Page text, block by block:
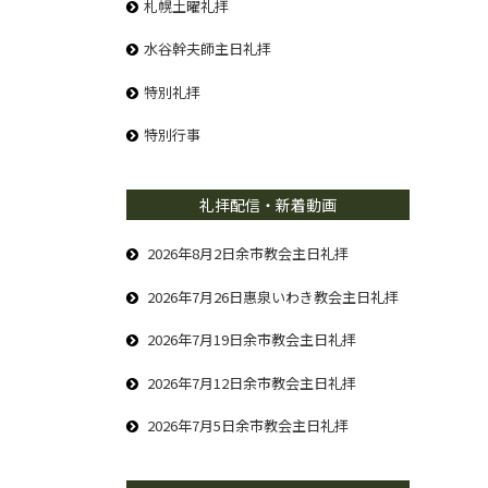
札幌土曜礼拝
水谷幹夫師主日礼拝
特別礼拝
特別行事
礼拝配信・新着動画
2026年8月2日余市教会主日礼拝
2026年7月26日惠泉いわき教会主日礼拝
2026年7月19日余市教会主日礼拝
2026年7月12日余市教会主日礼拝
2026年7月5日余市教会主日礼拝